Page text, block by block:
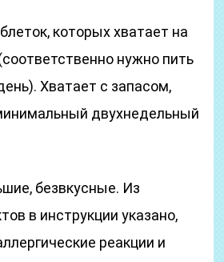
которых хватает на
нужно пить
Хватает с запасом,
двухнедельный
безвкусные. Из
в инструкции указано,
реакции и